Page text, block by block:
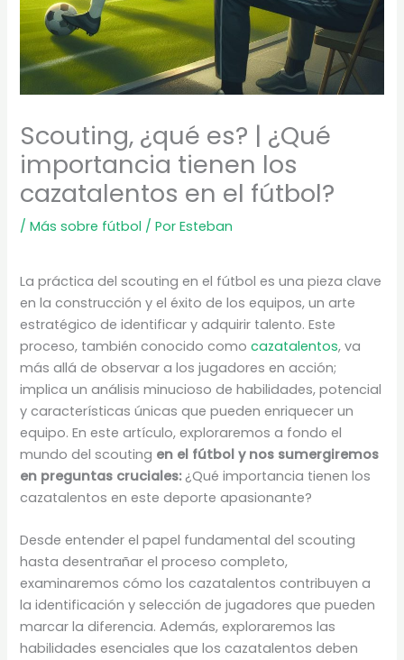
Scouting, ¿qué es? | ¿Qué
importancia tienen los
cazatalentos en el fútbol?
/Más sobre fútbol / PorEsteban
La práctica del scouting en el fútbol es una pieza clave
en la construcción y el éxito de los equipos, un arte
estratégico de identificar y adquirir talento. Este
proceso, también conocido comocazatalentos, va
más allá de observar a los jugadores en acción;
implica un análisis minucioso de habilidades, potencial
y características únicas que pueden enriquecer un
equipo. En este artículo, exploraremos a fondo el
mundo del scouting en el fútbol y nos sumergiremos
en preguntas cruciales:¿Qué importancia tienen los
cazatalentos en este deporte apasionante?
Desde entender el papel fundamental del scouting
hasta desentrañar el proceso completo,
examinaremos cómo los cazatalentos contribuyen a
la identificación y selección de jugadores que pueden
marcar la diferencia. Además, exploraremos las
habilidades esenciales que los cazatalentos deben